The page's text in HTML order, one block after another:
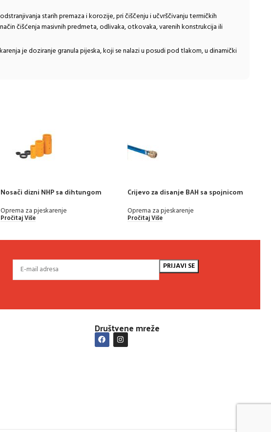
starih premaza i korozije, pri čiščenju i učvrščivanju termičkih
čišćenja masivnih predmeta, odlivaka, otkovaka, varenih konstrukcija ili
je doziranje granula pijeska, koji se nalazi u posudi pod tlakom, u dinamički
Nosači dizni NHP sa dihtungom
Oprema za pjeskarenje
Pročitaj Više
Crijevo za disanje BAH sa spojnicom
Oprema za pjeskarenje
Pročitaj Više
Društvene mreže